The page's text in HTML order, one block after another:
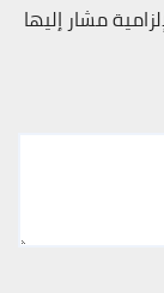
مشار إليها